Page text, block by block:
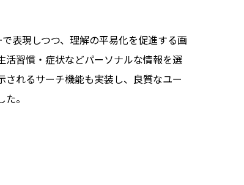
表現しつつ、理解の平易化を促進する画
習慣・症状などパーソナルな情報を選
れるサーチ機能も実装し、良質なユー
。